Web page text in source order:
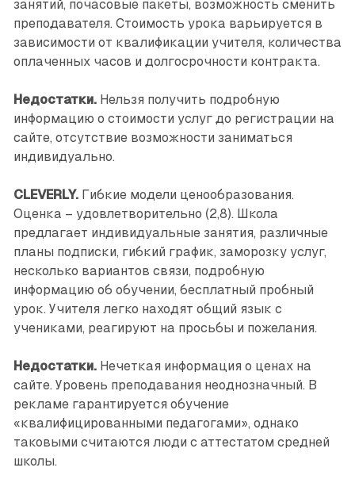
занятий, почасовые пакеты, возможность сменить
преподавателя. Стоимость урока варьируется в
зависимости от квалификации учителя, количества
оплаченных часов и долгосрочности контракта.
Недостатки.Нельзя получить подробную
информацию о стоимости услуг до регистрации на
сайте, отсутствие возможности заниматься
индивидуально.
CLEVERLY.Гибкие модели ценообразования.
Оценка – удовлетворительно (2,8). Школа
предлагает индивидуальные занятия, различные
планы подписки, гибкий график, заморозку услуг,
несколько вариантов связи, подробную
информацию об обучении, бесплатный пробный
урок. Учителя легко находят общий язык с
учениками, реагируют на просьбы и пожелания.
Недостатки.Нечеткая информация о ценах на
сайте. Уровень преподавания неоднозначный. В
рекламе гарантируется обучение
«квалифицированными педагогами», однако
таковыми считаются люди с аттестатом средней
школы.